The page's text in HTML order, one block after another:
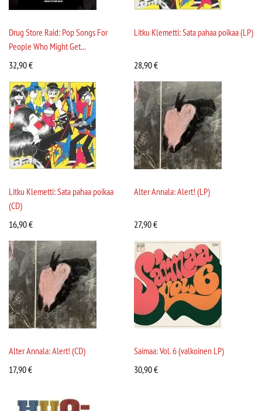
Drug Store Raid: Pop Songs For
People Who Might Get...
32,90€
Litku Klemetti: Sata pahaa poikaa (LP)
28,90€
Litku Klemetti: Sata pahaa poikaa
(CD)
16,90€
Alter Annala: Alert! (LP)
27,90€
Alter Annala: Alert! (CD)
17,90€
Saimaa: Vol. 6 (valkoinen LP)
30,90€